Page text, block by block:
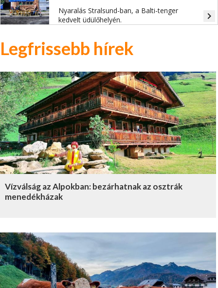
Nyaralás Stralsund-ban, a Balti-tenger
kedvelt üdülőhelyén.
navigate_next
Legfrissebb hírek
Vízválság az Alpokban: bezárhatnak az osztrák
menedékházak